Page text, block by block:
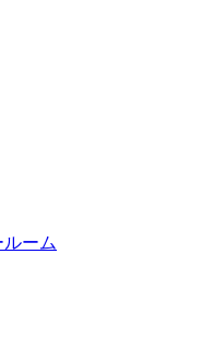
ーム